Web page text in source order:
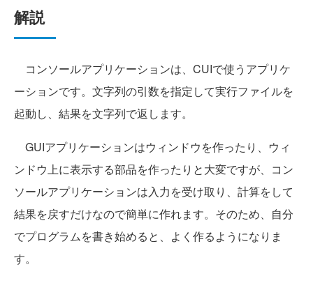
解説
コンソールアプリケーションは、CUIで使うアプリケ
ーションです。文字列の引数を指定して実行ファイルを
起動し、結果を文字列で返します。
GUIアプリケーションはウィンドウを作ったり、ウィ
ンドウ上に表示する部品を作ったりと大変ですが、コン
ソールアプリケーションは入力を受け取り、計算をして
結果を戻すだけなので簡単に作れます。そのため、自分
でプログラムを書き始めると、よく作るようになりま
す。